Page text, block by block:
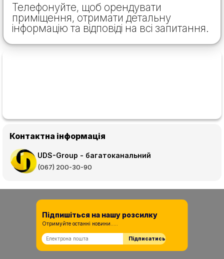
Телефонуйте, щоб орендувати
приміщення, отримати детальну
інформацію та відповіді на всі запитання.
Контактна інформація
UDS-Group - багатоканальний
(067) 200-30-90
Підпишіться на нашу розсилку
Отримуйте останні новини.....
Підписатись